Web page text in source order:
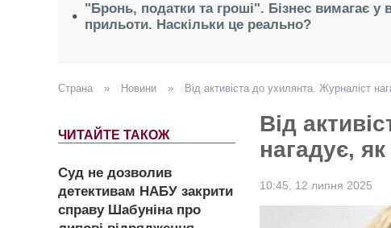
"Бронь, податки та гроші". Бізнес вимагає у
прильоти. Наскільки це реально?
Страна » Новини » Від активіста до ухилянта. Журналіст
ЧИТАЙТЕ ТАКОЖ
Суд не дозволив
детективам НАБУ закрити
справу Шабуніна про
Від
нагадує,
10:45, 12 липня 2025